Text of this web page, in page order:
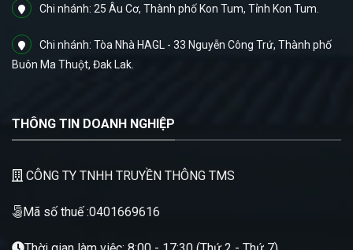
Chi nhánh: 25 Âu Cơ, Thành phố Kon Tum, Tỉnh Kon Tum.
Chi nhánh: Tòa Nhà HAGL - 33 Nguyễn Công Trứ, Thành phố
Buôn Ma Thuột, Đak Lak.
THÔNG TIN DOANH NGHIỆP
CÔNG TY TNHH TRUYỀN THÔNG TMS
Mã số thuế :0401669616